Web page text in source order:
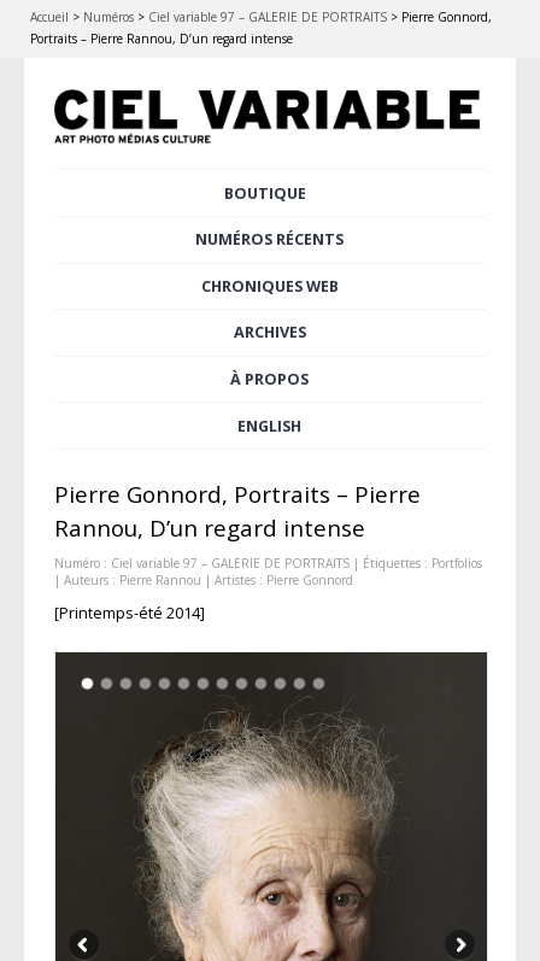
Accueil > Numéros > Ciel variable 97 – GALERIE DE PORTRAITS > Pierre Gonnord,
Portraits – Pierre Rannou, D’un regard intense
BOUTIQUE
NUMÉROS RÉCENTS
CHRONIQUES WEB
ARCHIVES
À PROPOS
ENGLISH
Pierre Gonnord, Portraits – Pierre
Rannou, D’un regard intense
Numéro : Ciel variable 97 – GALERIE DE PORTRAITS| Étiquettes : Portfolios
| Auteurs : Pierre Rannou | Artistes : Pierre Gonnord
[Printemps-été 2014]